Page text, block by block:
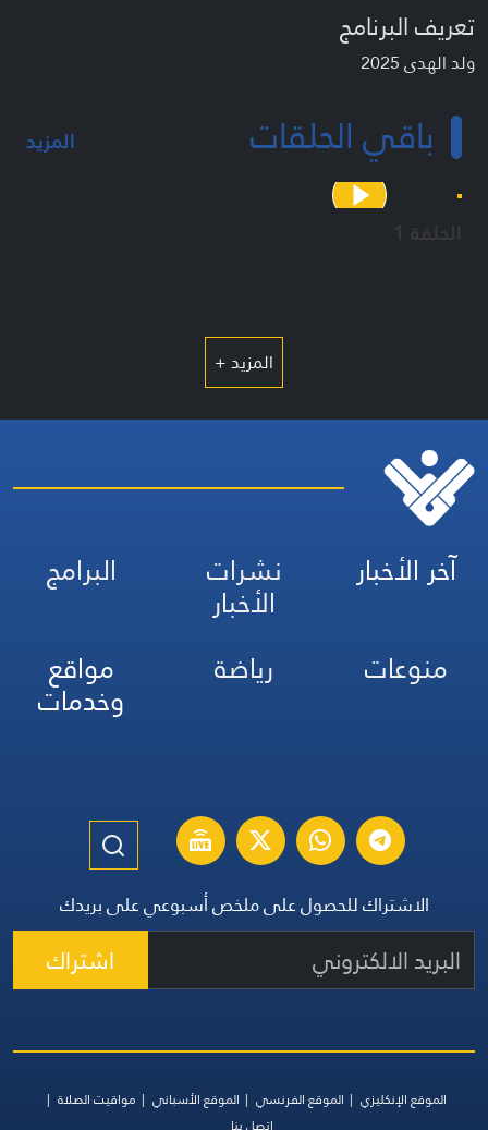
تعريف البرنامج
ولد الهدى 2025
باقي الحلقات المزيد
الحلقة 1
المزيد +
آخر الأخبار نشرات
الأخبار
البرامج
منوعات
رياضة مواقع
وخدمات
الاشتراك للحصول على ملخص أسبوعي على بريدك
اشتراك
الموقع الإنكليزي الموقع الفرنسي الموقع الأسباني
مواقيت الصلاة